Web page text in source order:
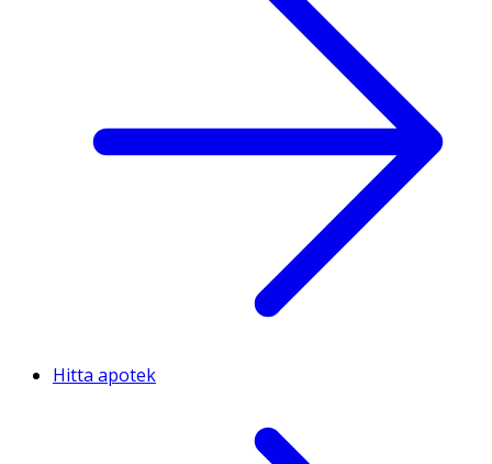
Hitta apotek